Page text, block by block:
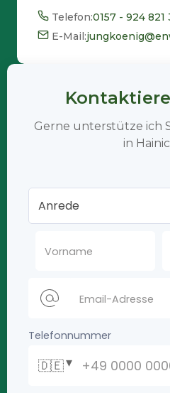
Telefon:0157 - 924 821
E-Mail:
Gerne unterstütze ich
in